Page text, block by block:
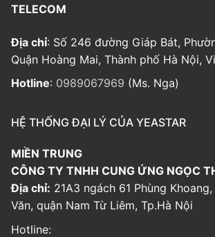
TELECOM
Địa chỉ: Số 246 đường Giáp Bát,
Quận Hoàng Mai, Thành phố Hà Nội,
Hotline: 0989067969 (Ms. Nga)
HỆ THỐNG ĐẠI LÝ CỦA YEASTAR
MIỀN TRUNG
CÔNG TY TNHH CUNG ỨNG NGỌC
Địa chỉ: 21A3 ngách 61 Phùng Khoang,
Văn, quận Nam Từ Liêm, Tp.Hà Nội
Hotline: